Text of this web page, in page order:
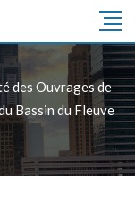
des Ouvrages de
Bassin du Fleuve